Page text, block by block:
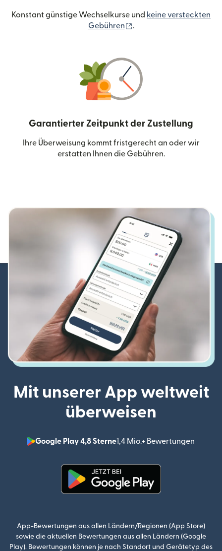
Konstant günstige Wechselkurse und keine versteckten
Gebühren
.
Garantierter Zeitpunkt der Zustellung
Ihre Überweisung kommt fristgerecht an oder wir
erstatten Ihnen die Gebühren.
Mit unserer App weltweit
überweisen
Google Play 4,8 Sterne1,4 Mio.+ Bewertungen
App-Bewertungen aus allen Ländern/Regionen (App Store)
sowie die aktuellen Bewertungen aus allen Ländern (Google
Play). Bewertungen können je nach Standort und Gerätetyp des